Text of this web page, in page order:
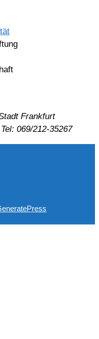
Frankfurt
069/212-35267